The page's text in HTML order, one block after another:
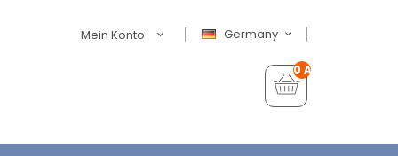
Germany
Mein Konto
0 Artikel - €0,00